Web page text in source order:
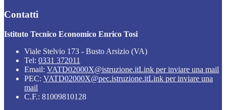
Contatti
Istituto Tecnico Economico Enrico Tosi
Viale Stelvio 173 - Busto Arsizio (VA)
Tel: 0331 372011
Email: VATD02000X@istruzione.itLink per inviare una mail
PEC: VATD02000X@pec.istruzione.itLink per inviare una
mail
C.F.: 81009810128